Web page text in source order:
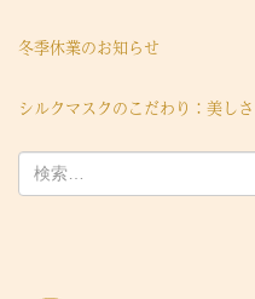
冬季休業のお知らせ
シルクマスクのこだわり：美し
索: